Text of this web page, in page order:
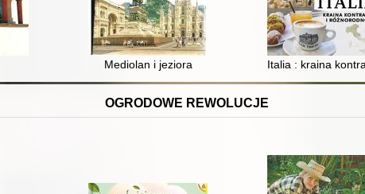
Mediolan i jeziora Italia : kraina
OGRODOWE REWOLUCJE